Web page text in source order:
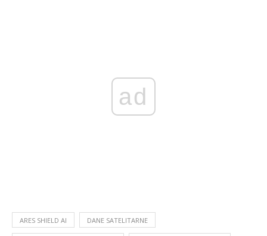
ad
ARES SHIELD AI DANE SATELITARNE